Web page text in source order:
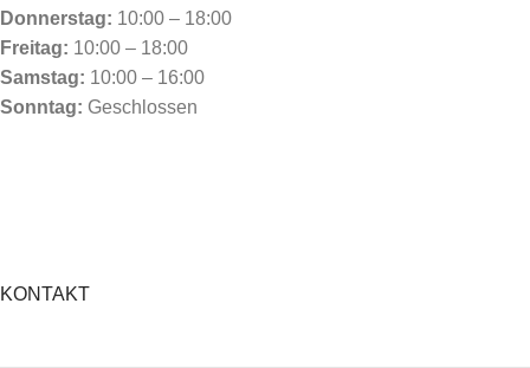
Donnerstag: 10:00 – 18:00
Freitag: 10:00 – 18:00
Samstag: 10:00 – 16:00
Sonntag: Geschlossen
KONTAKT